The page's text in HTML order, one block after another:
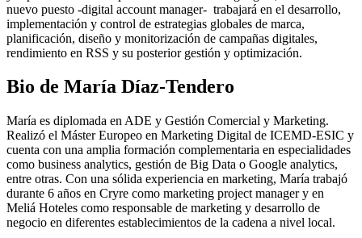
nuevo puesto -digital account manager- trabajará en el desarrollo,
implementación y control de estrategias globales de marca,
planificación, diseño y monitorización de campañas digitales,
rendimiento en RSS y su posterior gestión y optimización.
Bio de María Díaz-Tendero
María es diplomada en ADE y Gestión Comercial y Marketing.
Realizó el Máster Europeo en Marketing Digital de ICEMD-ESIC y
cuenta con una amplia formación complementaria en especialidades
como business analytics, gestión de Big Data o Google analytics,
entre otras. Con una sólida experiencia en marketing, María trabajó
durante 6 años en Cryre como marketing project manager y en
Meliá Hoteles como responsable de marketing y desarrollo de
negocio en diferentes establecimientos de la cadena a nivel local.